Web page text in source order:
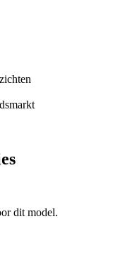
dit model.